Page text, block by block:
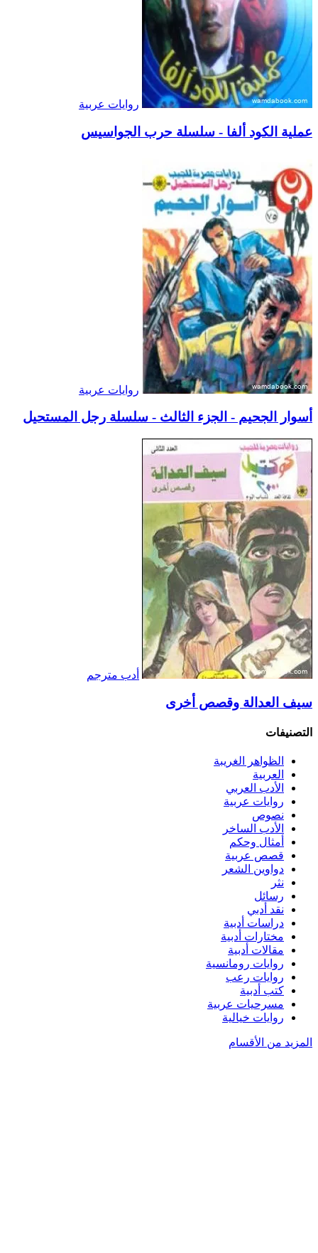
روايات عربية
عملية الكود ألفا - سلسلة حرب الجواسيس
روايات عربية
أسوار الجحيم - الجزء الثالث - سلسلة رجل المستحيل
أدب مترجم
سيف العدالة وقصص أخرى
التصنيفات
الظواهر الغريبة‏
العربية
الأدب العربي
روايات عربية
نصوص
الأدب الساخر
أمثال وحكم
قصص عربية
دواوين الشعر
نثر
رسائل
نقد أدبي
دراسات أدبية
مختارات أدبية
مقالات أدبية
روايات رومانسية
روايات رعب
كتب أدبية
مسرحيات عربية
روايات خيالية
المزيد من الأقسام